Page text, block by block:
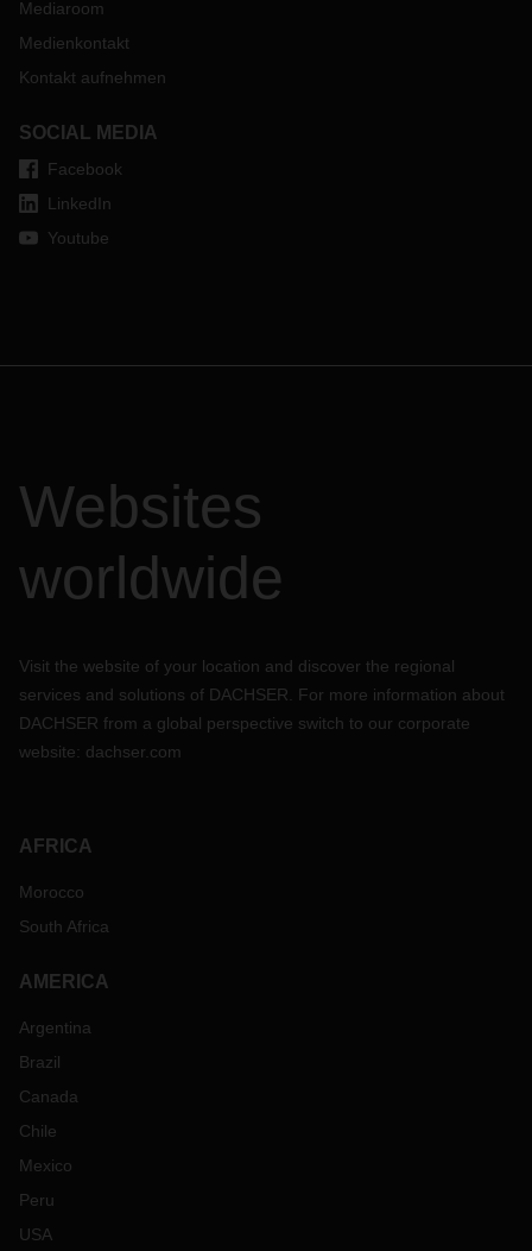
Mediaroom
Medienkontakt
Kontakt aufnehmen
SOCIAL MEDIA
Facebook
LinkedIn
Youtube
Websites
worldwide
Visit the website of your location and discover the regional
services and solutions of DACHSER. For more information about
DACHSER from a global perspective switch to our corporate
website: dachser.com
AFRICA
Morocco
South Africa
AMERICA
Argentina
Brazil
Canada
Chile
Mexico
Peru
USA